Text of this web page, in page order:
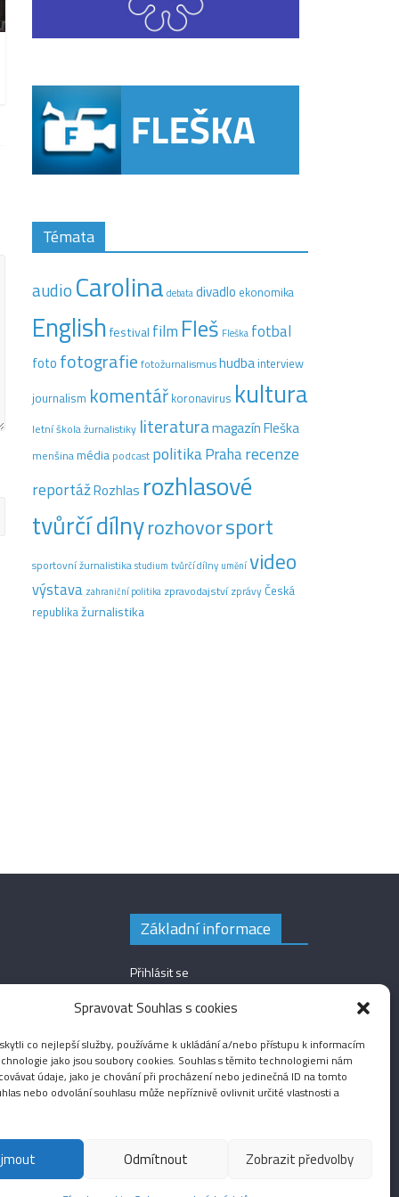
Spravovat Souhlas s cookies
co nejlepší služby, používáme k ukládání a/nebo přístupu k informacím
jako jsou soubory cookies. Souhlas s těmito technologiemi nám
údaje, jako je chování při procházení nebo jedinečná ID na tomto
nebo odvolání souhlasu může nepříznivě ovlivnit určité vlastnosti a
Odmítnout Zobrazit předvolby
Témata
audio Carolina debatadivadlo ekonomika
Englishfestival film Fleš Fleška fotbal
foto fotografie fotožurnalismushudba interview
journalism komentář koronavirus kultura
letní škola žurnalistiky literaturamagazín Fleška
menšinamédia podcast politikaPraharecenze
reportážRozhlas rozhlasové
tvůrčí dílnyrozhovorsport
sportovní žurnalistikastudium tvůrčí dílny uměnívideo
výstava zahraniční politika zpravodajství zprávyČeská
republikažurnalistika
Základní informace
Přihlásit se
Zdroj kanálů (příspěvky)
Česká lokalizace
Audio